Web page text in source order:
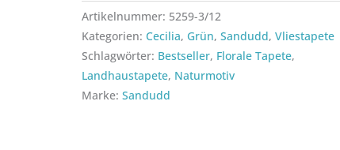
Artikelnummer: 5259-3/12
Kategorien:Cecilia, Grün,Sandudd,Vliestapete
Schlagwörter: Bestseller, Florale Tapete,
Landhaustapete, Naturmotiv
Marke:Sandudd